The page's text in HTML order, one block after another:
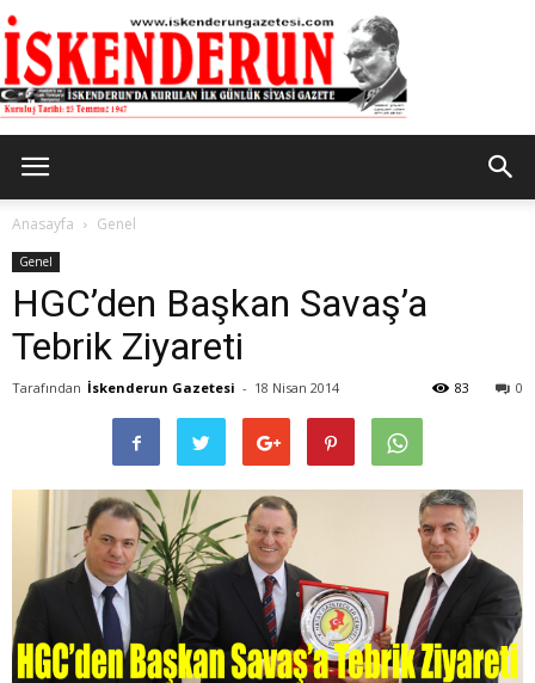
Gazetesi
Anasayfa Genel
Genel
HGC’den Başkan Savaş’a
Tebrik Ziyareti
Tarafından İskenderun Gazetesi - 18 Nisan 2014 0
83